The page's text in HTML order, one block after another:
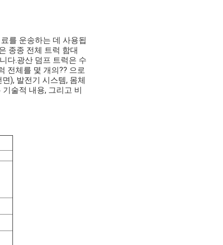
를 운송하는 데 사용됩
종종 전체 트럭 함대
다.광산 덤프 트럭은 수
전체를 몇 개의?? 으로
), 발전기 시스템, 몸체
술적 내용, 그리고 비